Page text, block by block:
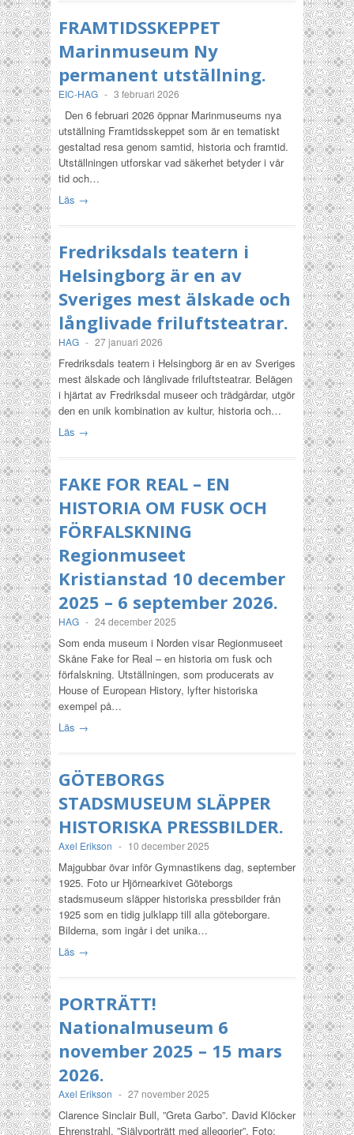
FRAMTIDSSKEPPET
Marinmuseum Ny
permanent utställning.
EIC-HAG - 3 februari 2026
Den 6 februari 2026 öppnar Marinmuseums nya
utställning Framtidsskeppet som är en tematiskt
gestaltad resa genom samtid, historia och framtid.
Utställningen utforskar vad säkerhet betyder i vår
tid och…
Läs →
Fredriksdals teatern i
Helsingborg är en av
Sveriges mest älskade och
långlivade friluftsteatrar.
HAG - 27 januari 2026
Fredriksdals teatern i Helsingborg är en av Sveriges
mest älskade och långlivade friluftsteatrar. Belägen
i hjärtat av Fredriksdal museer och trädgårdar, utgör
den en unik kombination av kultur, historia och…
Läs →
FAKE FOR REAL – EN
HISTORIA OM FUSK OCH
FÖRFALSKNING
Regionmuseet
Kristianstad 10 december
2025 – 6 september 2026.
HAG - 24 december 2025
Som enda museum i Norden visar Regionmuseet
Skåne Fake for Real – en historia om fusk och
förfalskning. Utställningen, som producerats av
House of European History, lyfter historiska
exempel på…
Läs →
GÖTEBORGS
STADSMUSEUM SLÄPPER
HISTORISKA PRESSBILDER.
Axel Erikson - 10 december 2025
Majgubbar övar inför Gymnastikens dag, september
1925. Foto ur Hjörnearkivet Göteborgs
stadsmuseum släpper historiska pressbilder från
1925 som en tidig julklapp till alla göteborgare.
Bilderna, som ingår i det unika…
Läs →
PORTRÄTT!
Nationalmuseum 6
november 2025 – 15 mars
2026.
Axel Erikson - 27 november 2025
Clarence Sinclair Bull, ”Greta Garbo”. David Klöcker
Ehrenstrahl, ”Självporträtt med allegorier”. Foto: